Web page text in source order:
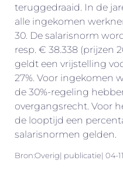
teruggedraaid. In de
alle ingekomen
30. De salarisnorm
resp. € 38.338 (prijzen
geldt een vrijstelling
27%. Voor ingekomen
de 30%-regeling
overgangsrecht. Voor
de looptijd een
salarisnormen gelden.
Bron:Overig| publicatie| 04-